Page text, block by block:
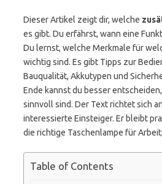
Dieser Artikel zeigt dir, welche
es gibt. Du erfährst, wann eine
Du lernst, welche Merkmale für
wichtig sind. Es gibt Tipps zur
Bauqualität, Akkutypen und
Ende kannst du besser
sinnvoll sind. Der Text richtet sich
interessierte Einsteiger. Er bleibt
die richtige Taschenlampe für
Table of Contents